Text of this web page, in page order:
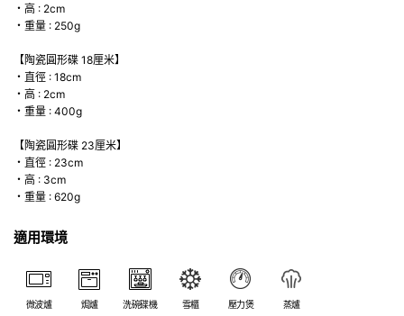
・高 : 2cm
・重量 : 250g
【陶瓷圓形碟 18厘米】
・直徑 : 18cm
・高 : 2cm
・重量 : 400g
【陶瓷圓形碟 23厘米】
・直徑 : 23cm
・高 : 3cm
・重量 : 620g
適用環境
微波爐 焗爐 洗碗碟機 雪櫃 壓力煲 蒸爐